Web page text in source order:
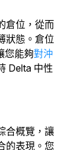
倉位，從而
狀態。倉位
您能夠對沖
Delta 中性
合概覽，讓
的表現。您